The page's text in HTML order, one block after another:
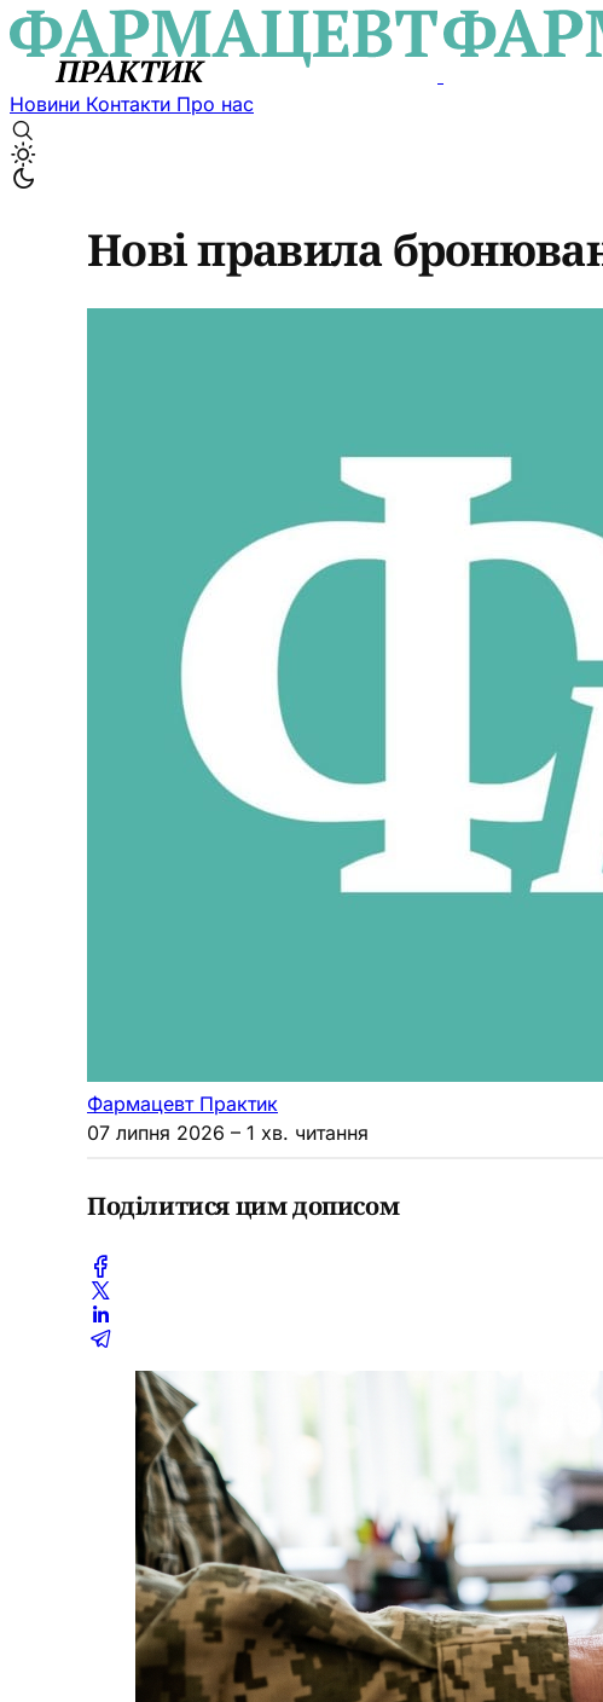
Новини Контакти Про нас
Нові правила
Фармацевт Практик
07 липня 2026 – 1 хв. читання
Поділитися цим дописом